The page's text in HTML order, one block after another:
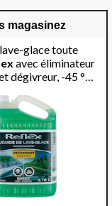
magasinez
glace toute
avec éliminateur
dégivreur, -45 °C,